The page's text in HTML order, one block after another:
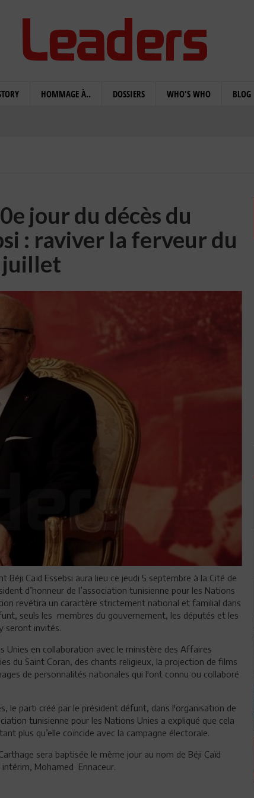
HOMMAGE À.. DOSSIERS WHO'S WHO BLOG
jour du décès du
: raviver la ferveur du
juillet
Caïd Essebsi aura lieu ce jeudi 5 septembre à la Cité de
d’honneur de l’association tunisienne pour les Nations
revêtira un caractère strictement national et familial dans
seuls les membres du gouvernement, les députés et les
seront invités.
Unies en collaboration avec le ministère des Affaires
du Saint Coran, des chants religieux, la projection de films
de personnalités nationales qui l'ont connu ou collaboré
le parti créé par le président défunt, dans l'organisation de
tunisienne pour les Nations Unies a expliqué que cela
plus qu’elle coïncide avec la campagne électorale.
sera baptisée le même jour au nom de Béji Caïd
intérim, Mohamed Ennaceur.